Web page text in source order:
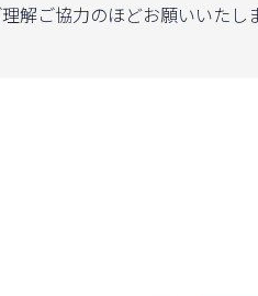
解ご協力のほどお願いいた